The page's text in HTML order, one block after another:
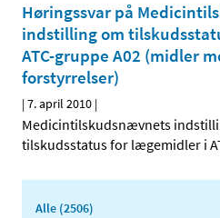
Høringssvar på
indstilling om
ATC-gruppe A02 (midler
forstyrrelser)
|7. april 2010 |
Medicintilskudsnævnets
tilskudsstatus for lægemidler i
Alle (2506)